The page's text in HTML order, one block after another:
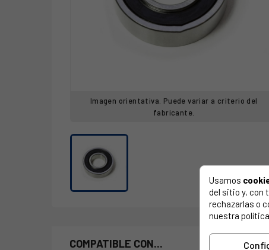
Imagen orientativa. Puede variar a criterio del
fabricante.
COMPATIBLE CON...
Usamos
del sitio y, con
rechazarlas o
nuestra